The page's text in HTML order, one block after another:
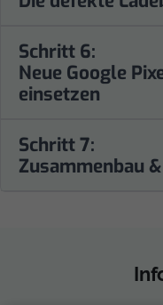
Schritt 6:
Neue Google
einsetzen
Schritt 7:
Zusammenbau